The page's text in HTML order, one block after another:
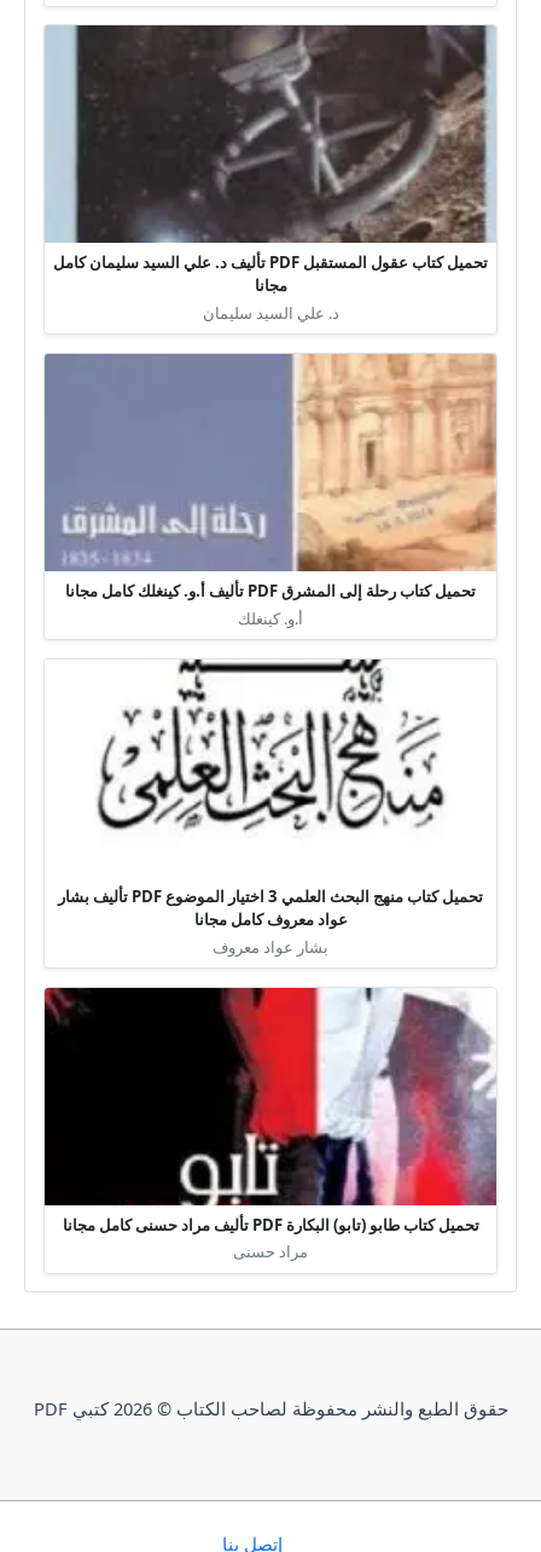
تحميل كتاب عقول المستقبل PDF تأليف د. علي السيد سليمان كامل
مجانا
د. علي السيد سليمان
تحميل كتاب رحلة إلى المشرق PDF تأليف أ.و. كينغلك كامل مجانا
أ.و. كينغلك
تحميل كتاب منهج البحث العلمي 3 اختيار الموضوع PDF تأليف بشار
عواد معروف كامل مجانا
بشار عواد معروف
تحميل كتاب طابو (تابو) البكارة PDF تأليف مراد حسنى كامل مجانا
مراد حسنى
حقوق الطبع والنشر محفوظة لصاحب الكتاب © 2026 كتبي PDF
إتصل بنا